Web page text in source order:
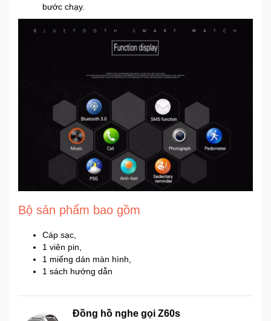
bước chạy.
Bộ sản phẩm bao gồm
Cáp sạc,
1 viên pin,
1 miếng dán màn hình,
1 sách hướng dẫn
Đồng hồ nghe gọi Z60s